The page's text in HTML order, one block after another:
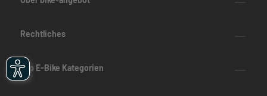
Rechtliches
Top E-Bike Kategorien